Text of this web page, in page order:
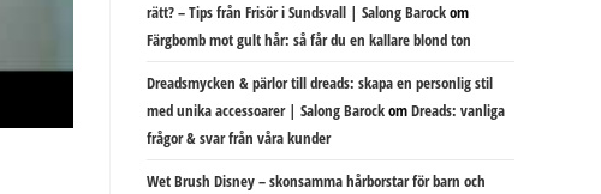
rätt? – Tips från Frisör i Sundsvall | Salong Barockom
Färgbomb mot gult hår: så får du en kallare blond ton
Dreadsmycken & pärlor till dreads: skapa en personlig stil
med unika accessoarer | Salong BarockomDreads: vanliga
frågor & svar från våra kunder
Wet Brush Disney – skonsamma hårborstar för barn och